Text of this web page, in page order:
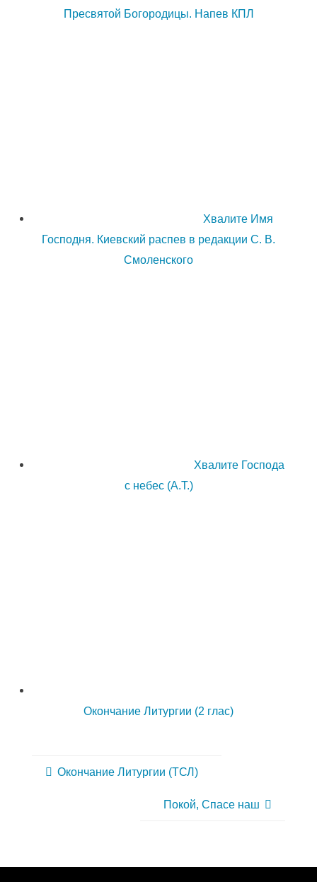
Пресвятой Богородицы. Напев КПЛ
Хвалите Имя
Господня. Киевский распев в редакции С. В.
Смоленского
Хвалите Господа
с небес (А.Т.)
Окончание Литургии (2 глас)
Окончание Литургии (ТСЛ)
Покой, Спасе наш